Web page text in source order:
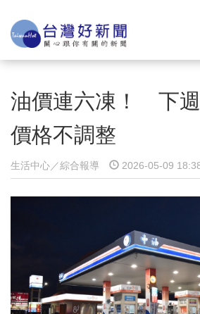
油價連六凍！ 下
價格不調整
生活中心／綜合報導 2026-05-09